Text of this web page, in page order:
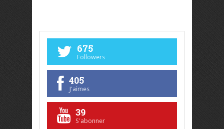
675
Followers
405
J'aimes
39
S'abonner